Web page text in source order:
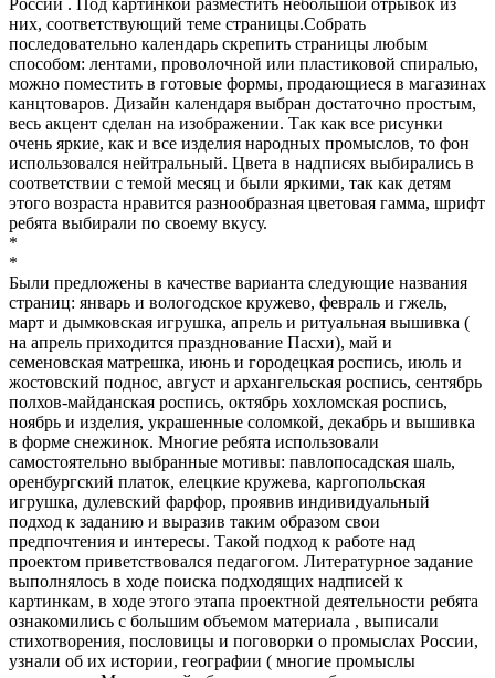
России . Под картинкой разместить небольшой отрывок из
них, соответствующий теме страницы.Собрать
последовательно календарь скрепить страницы любым
способом: лентами, проволочной или пластиковой спиралью,
можно поместить в готовые формы, продающиеся в магазинах
канцтоваров. Дизайн календаря выбран достаточно простым,
весь акцент сделан на изображении. Так как все рисунки
очень яркие, как и все изделия народных промыслов, то фон
использовался нейтральный. Цвета в надписях выбирались в
соответствии с темой месяц и были яркими, так как детям
этого возраста нравится разнообразная цветовая гамма, шрифт
ребята выбирали по своему вкусу.
*
*
Были предложены в качестве варианта следующие названия
страниц: январь и вологодское кружево, февраль и гжель,
март и дымковская игрушка, апрель и ритуальная вышивка (
на апрель приходится празднование Пасхи), май и
семеновская матрешка, июнь и городецкая роспись, июль и
жостовский поднос, август и архангельская роспись, сентябрь
полхов-майданская роспись, октябрь хохломская роспись,
ноябрь и изделия, украшенные соломкой, декабрь и вышивка
в форме снежинок. Многие ребята использовали
самостоятельно выбранные мотивы: павлопосадская шаль,
оренбургский платок, елецкие кружева, каргопольская
игрушка, дулевский фарфор, проявив индивидуальный
подход к заданию и выразив таким образом свои
предпочтения и интересы. Такой подход к работе над
проектом приветствовался педагогом. Литературное задание
выполнялось в ходе поиска подходящих надписей к
картинкам, в ходе этого этапа проектной деятельности ребята
ознакомились с большим объемом материала , выписали
стихотворения, пословицы и поговорки о промыслах России,
узнали об их истории, географии ( многие промыслы